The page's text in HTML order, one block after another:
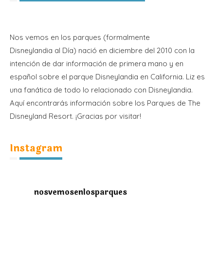
Nos vemos en los parques (formalmente
Disneylandia al Día) nació en diciembre del 2010 con la
intención de dar información de primera mano y en
español sobre el parque Disneylandia en California. Liz es
una fanática de todo lo relacionado con Disneylandia.
Aquí encontrarás información sobre los Parques de The
Disneyland Resort. ¡Gracias por visitar!
Instagram
nosvemosenlosparques